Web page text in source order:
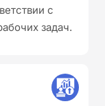
с
задач.